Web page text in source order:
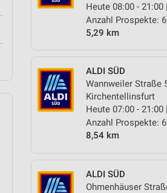
Heute 08:00 - 21:00 |
Anzahl Prospekte: 6
5,29 km
ALDI SÜD
Wannweiler Straße
Kirchentellinsfurt
Heute 07:00 - 21:00 |
Anzahl Prospekte: 6
8,54 km
ALDI SÜD
Ohmenhäuser